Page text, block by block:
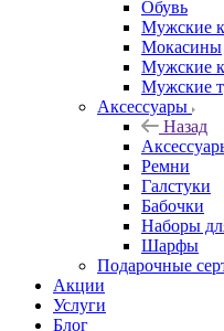
Обувь
Мужские
Мокасины
Мужские
Мужские
Аксессуары
Назад
Ремни
Галстуки
Бабочки
Наборы
Шарфы
Подарочные
Акции
Услуги
Блог